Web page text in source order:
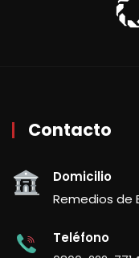
Contacto
Domicilio
Remedios de
Teléfono